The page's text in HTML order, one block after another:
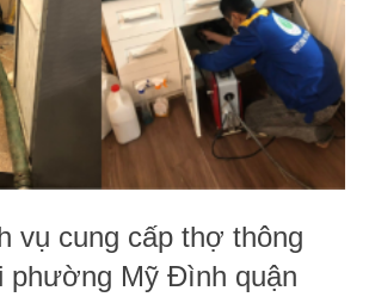
vụ cung cấp thợ thông
phường Mỹ Đình quận